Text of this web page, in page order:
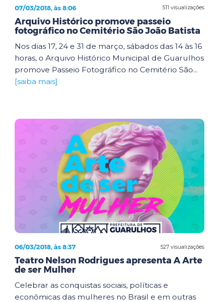
511 visualizações
07/03/2018, às 8:06
Arquivo Histórico promove passeio
fotográfico no Cemitério São João Batista
Nos dias 17, 24 e 31 de março, sábados das 14 às 16
horas, o Arquivo Histórico Municipal de Guarulhos
promove Passeio Fotográfico no Cemitério São...
[saiba mais]
527 visualizações
06/03/2018, às 8:37
Teatro Nelson Rodrigues apresenta A Arte
de ser Mulher
Celebrar as conquistas sociais, políticas e
econômicas das mulheres no Brasil e em outras